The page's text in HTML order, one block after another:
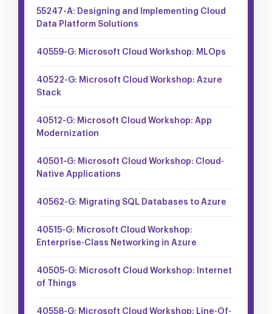
55247-A: Designing and Implementing Cloud
Data Platform Solutions
40559-G: Microsoft Cloud Workshop: MLOps
40522-G: Microsoft Cloud Workshop: Azure
Stack
40512-G: Microsoft Cloud Workshop: App
Modernization
40501-G: Microsoft Cloud Workshop: Cloud-
Native Applications
40562-G: Migrating SQL Databases to Azure
40515-G: Microsoft Cloud Workshop:
Enterprise-Class Networking in Azure
40505-G: Microsoft Cloud Workshop: Internet
of Things
40558-G: Microsoft Cloud Workshop: Line-Of-